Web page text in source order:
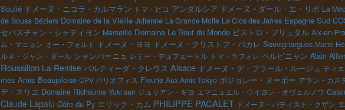
Soulié ドメーヌ・ニコラ・カルマラン トマ・ピコ アンダルシア ドメーヌ・ダール・エ・リボ La
de Sousa Béziers Domaine de la Vieille Julienne La Grande Motte Le Clos des Jarres Espagne Sud
セバスチャン・シャティヨン Marseille Domaine Le Bout du Monde ビストロ・ブリュタル Aix-en-
ム・マニョン オー・フォルト ドメーヌ・ヨヨ ドメーヌ・クリストフ・パカレ Souvignargues Marie-
ルネ・ジャン・ダール シャンパーニュ レミー・デュフェートル トマ・ラフォレ ペルピニャン Alain Allier
Roussillon La Remise パルティーダ・クレウス Alsace ドメーヌ・デ・フラール・ルージュ ティ
mes Amis Beaujoloise CPV パリオフィス Fleurie Aux Amis Tokyo ボジョレー・ヌーボー アラン・カス
デ・スリエ Domaine Richaume Yuki san ジュリアン・ギヨ エマニュエル・ウイヨン・オヴェルノワ
Claude Lapalu Côte du Py エリック・カム PHILIPPE PACALET ドメーヌ・バティスト・クザン